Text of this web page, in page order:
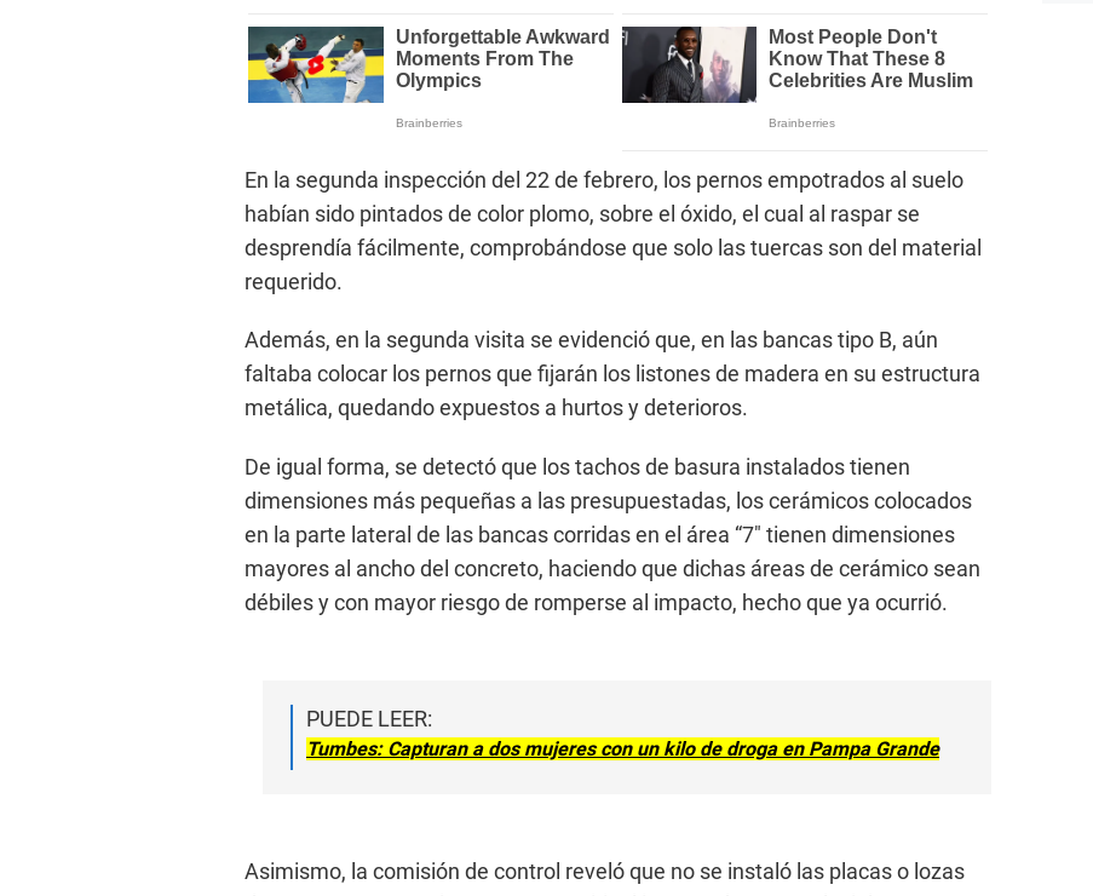
En la segunda inspección del 22 de febrero, los pernos empotrados al suelo
habían sido pintados de color plomo, sobre el óxido, el cual al raspar se
desprendía fácilmente, comprobándose que solo las tuercas son del material
requerido.
Además, en la segunda visita se evidenció que, en las bancas tipo B, aún
faltaba colocar los pernos que fijarán los listones de madera en su estructura
metálica, quedando expuestos a hurtos y deterioros.
De igual forma, se detectó que los tachos de basura instalados tienen
dimensiones más pequeñas a las presupuestadas, los cerámicos colocados
en la parte lateral de las bancas corridas en el área “7″ tienen dimensiones
mayores al ancho del concreto, haciendo que dichas áreas de cerámico sean
débiles y con mayor riesgo de romperse al impacto, hecho que ya ocurrió.
PUEDE LEER:
Tumbes: Capturan a dos mujeres con un kilo de droga en Pampa Grande
Asimismo, la comisión de control reveló que no se instaló las placas o lozas